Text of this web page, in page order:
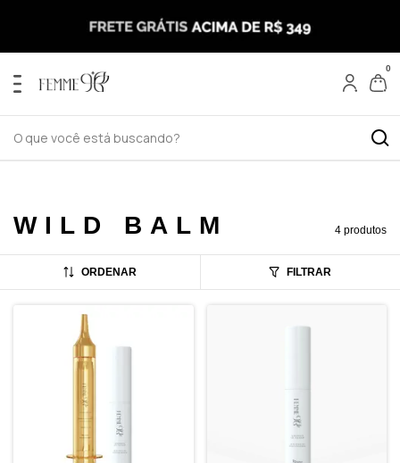
0
WILD BALM 4 produtos
ORDENAR FILTRAR